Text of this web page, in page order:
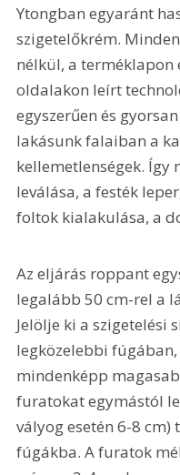
Ytongban egyaránt
szigetelőkrém.
nélkül, a terméklapon
oldalakon leírt
egyszerűen és
lakásunk falaiban a
kellemetlenségek. Így
leválása, a festék
foltok kialakulása, a
Az eljárás roppant
legalább 50 cm-rel a
Jelölje ki a szigetelési
legközelebbi
mindenképp
furatokat egymástól
vályog esetén 6-8
fúgákba. A furatok